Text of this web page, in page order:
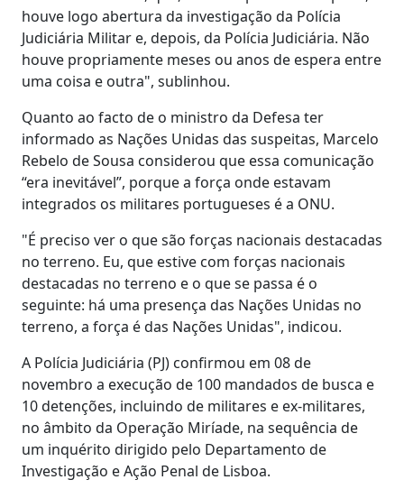
houve logo abertura da investigação da Polícia
Judiciária Militar e, depois, da Polícia Judiciária. Não
houve propriamente meses ou anos de espera entre
uma coisa e outra", sublinhou.
Quanto ao facto de o ministro da Defesa ter
informado as Nações Unidas das suspeitas, Marcelo
Rebelo de Sousa considerou que essa comunicação
“era inevitável”, porque a força onde estavam
integrados os militares portugueses é a ONU.
"É preciso ver o que são forças nacionais destacadas
no terreno. Eu, que estive com forças nacionais
destacadas no terreno e o que se passa é o
seguinte: há uma presença das Nações Unidas no
terreno, a força é das Nações Unidas", indicou.
A Polícia Judiciária (PJ) confirmou em 08 de
novembro a execução de 100 mandados de busca e
10 detenções, incluindo de militares e ex-militares,
no âmbito da Operação Miríade, na sequência de
um inquérito dirigido pelo Departamento de
Investigação e Ação Penal de Lisboa.